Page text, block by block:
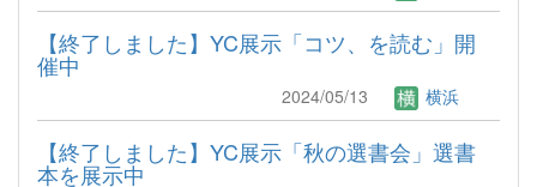
【終了しました】YC展示「コツ、を読む」開
催中
2024/05/13 横浜
【終了しました】YC展示「秋の選書会」選書
本を展示中